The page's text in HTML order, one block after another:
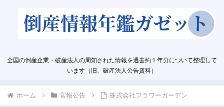
全国の倒産企業・破産法人の周知された情報を過去約１年分について整理して
います（旧、破産法人公告資料）
ホーム 官報公告 株式会社フラワーガーデン